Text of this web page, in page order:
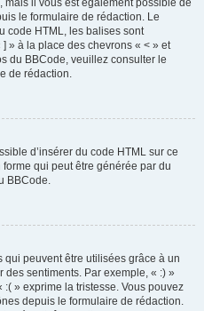
il vous est également possible de
le formulaire de rédaction. Le
code HTML, les balises sont
» à la place des chevrons « < » et
du BBCode, veuillez consulter le
de rédaction.
d’insérer du code HTML sur ce
qui peut être générée par du
BBCode.
qui peuvent être utilisées grâce à un
des sentiments. Par exemple, « :) »
» exprime la tristesse. Vous pouvez
depuis le formulaire de rédaction.